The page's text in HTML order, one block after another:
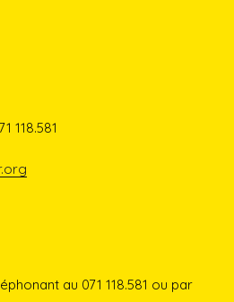
118.581
au 071 118.581 ou par